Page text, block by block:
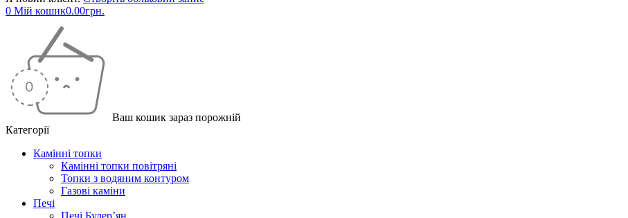
0 Мій кошик0.00грн.
Ваш кошик зараз порожній
Категорії
Камінні топки
Камінні топки повітряні
Топки з водяним контуром
Газові каміни
Печі
Печі Булер’ян